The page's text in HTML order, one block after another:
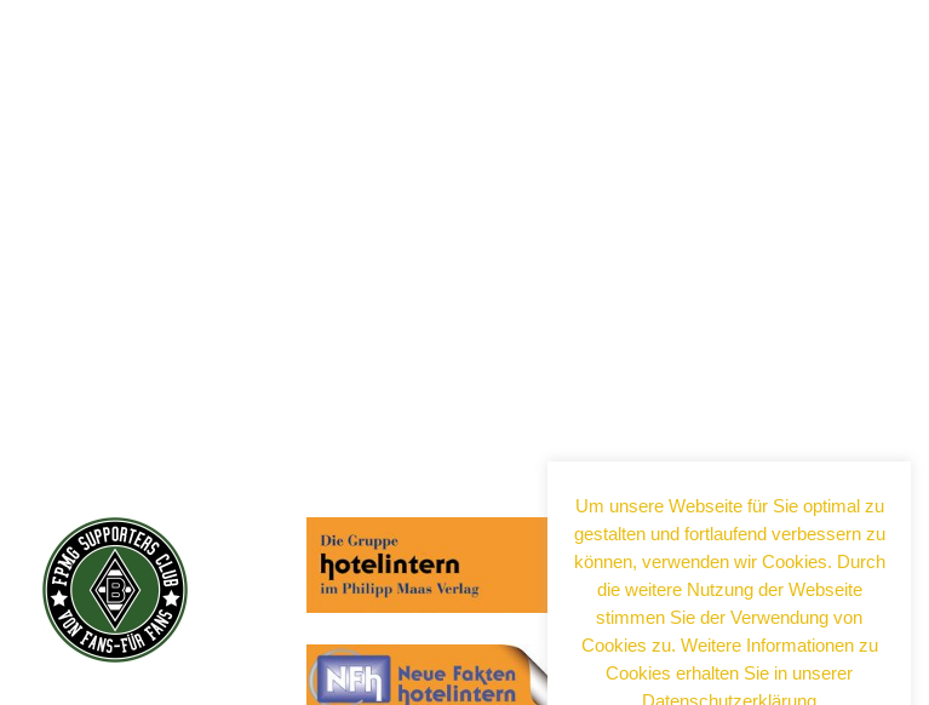
Wenn Sie noch mehr wissen wollen,
tragen Sie sich ein für einen kostenlosen
Newsletter und erhalten Sie vertiefende
Infos zu gesellschaftlichen
Entwicklungen, Kulinarik, Kunst und Kultur
in Neuss!
Um unsere Webseite für Sie optimal zu
gestalten und fortlaufend verbessern zu
können, verwenden wir Cookies. Durch
die weitere Nutzung der Webseite
stimmen Sie der Verwendung von
Cookies zu. Weitere Informationen zu
Cookies erhalten Sie in unserer
Datenschutzerklärung